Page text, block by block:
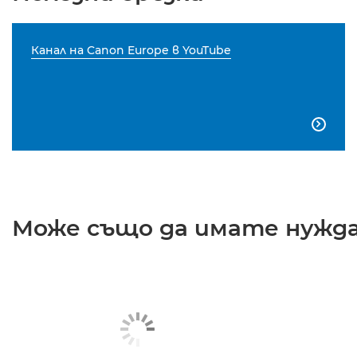
Канал на Canon Europe в YouTube

Може също да имате